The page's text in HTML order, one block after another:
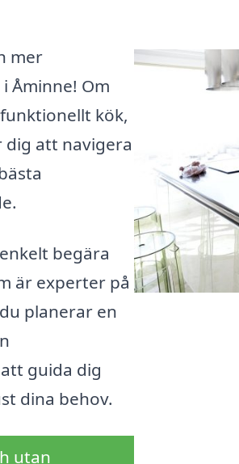
mer
Åminne! Om
kök,
att navigera
begära
är experter på
planerar en
guida dig
dina behov.
utan